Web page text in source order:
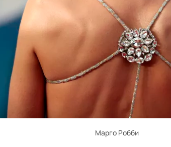
Марго Робби